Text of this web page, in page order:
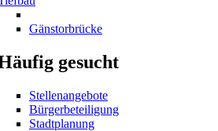
Gänstorbrücke
gesucht
Stellenangebote
Bürgerbeteiligung
Stadtplanung